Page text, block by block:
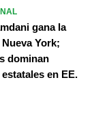
gana la
York;
dominan
en EE.